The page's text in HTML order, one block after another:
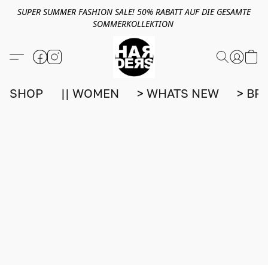
SUPER SUMMER FASHION SALE! 50% RABATT AUF DIE GESAMTE
SOMMERKOLLEKTION
SHOP || WOMEN > WHATS NEW >